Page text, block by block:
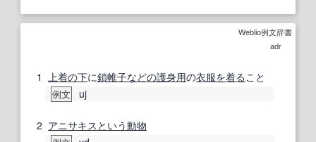
Weblio例文辞書
adr
1 上着の下に鎖帷子などの護身用の衣服を着る こと
例文 uj
2 アニサキス という動物